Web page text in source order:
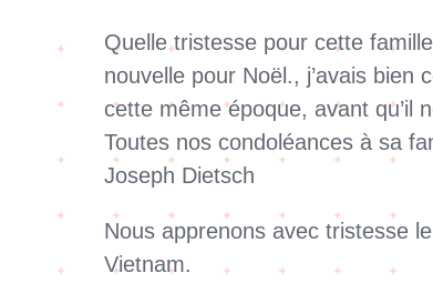
Quelle tristesse pour cette
nouvelle pour Noël., j’avais bien
cette même époque, avant qu’il
Toutes nos condoléances à sa
Joseph Dietsch
Nous apprenons avec tristesse
Vietnam.